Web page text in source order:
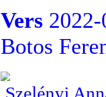
Vers
Botos